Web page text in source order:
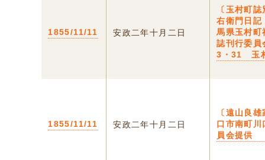
1855/11/11 安政二年十月二日
〔玉村町
右衛門日記
馬県玉村町
誌刊行委
3・31 玉
1855/11/11 安政二年十月二日
〔遠山良
口市南町川
員会提供